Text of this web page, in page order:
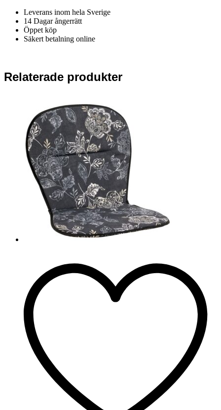
Leverans inom hela Sverige
14 Dagar ångerrätt
Öppet köp
Säkert betalning online
Relaterade produkter